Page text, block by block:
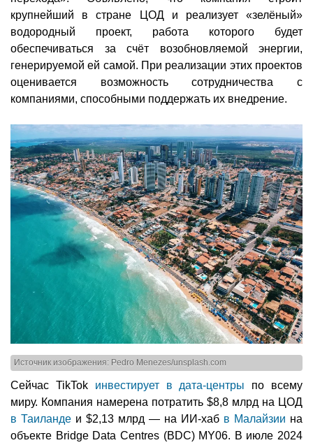
крупнейший в стране ЦОД и реализует «зелёный»
водородный проект, работа которого будет
обеспечиваться за счёт возобновляемой энергии,
генерируемой ей самой. При реализации этих проектов
оценивается возможность сотрудничества с
компаниями, способными поддержать их внедрение.
Источник изображения: Pedro Menezes/unsplash.com
Сейчас TikTok инвестирует в дата-центры по всему
миру. Компания намерена потратить $8,8 млрд на ЦОД
в Таиланде и $2,13 млрд — на ИИ-хаб в Малайзии на
объекте Bridge Data Centres (BDC) MY06. В июле 2024